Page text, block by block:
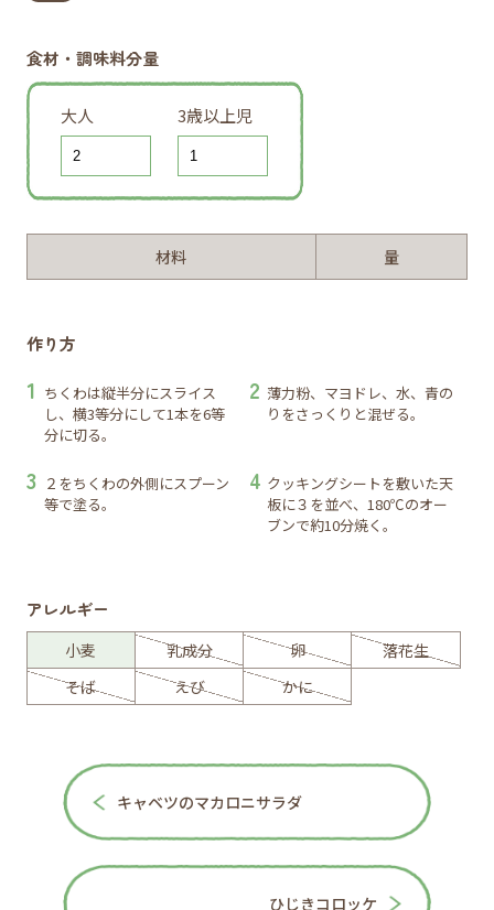
食材・調味料分量
大人 3歳以上児
材料 量
作り方
ちくわは縦半分にスライス
し、横3等分にして1本を6等
分に切る。
薄力粉、マヨドレ、水、青の
りをさっくりと混ぜる。
２をちくわの外側にスプーン
等で塗る。
クッキングシートを敷いた天
板に３を並べ、180℃のオー
ブンで約10分焼く。
アレルギー
小麦 乳成分 卵
落花生
そば
えび かに
キャベツのマカロニサラダ
ひじきコロッケ